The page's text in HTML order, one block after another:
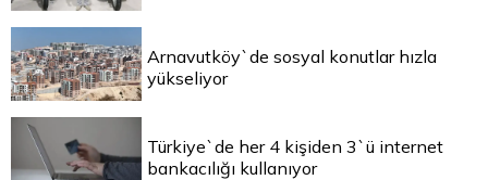
Arnavutköy`de sosyal konutlar hızla
yükseliyor
Türkiye`de her 4 kişiden 3`ü internet
bankacılığı kullanıyor